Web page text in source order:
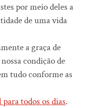
por meio deles a
de uma vida
a graça de
condição de
tudo conforme as
todos os dias.